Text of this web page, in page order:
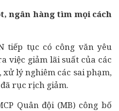
ngân hàng tìm mọi cách
tiếp tục có công văn yêu
việc giảm lãi suất của các
lý nghiêm các sai phạm,
rục rịch giảm.
Quân đội (MB) công bố